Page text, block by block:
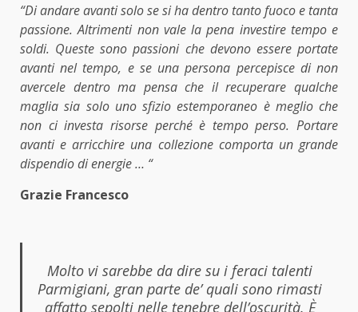
“Di andare avanti solo se si ha dentro tanto fuoco e tanta
passione. Altrimenti non vale la pena investire tempo e
soldi. Queste sono passioni che devono essere portate
avanti nel tempo, e se una persona percepisce di non
avercele dentro ma pensa che il recuperare qualche
maglia sia solo uno sfizio estemporaneo è meglio che
non ci investa risorse perché è tempo perso. Portare
avanti e arricchire una collezione comporta un grande
dispendio di energie … “
Grazie Francesco
Molto vi sarebbe da dire su i feraci talenti
Parmigiani, gran parte de’ quali sono rimasti
affatto sepolti nelle tenebre dell’oscurità. È